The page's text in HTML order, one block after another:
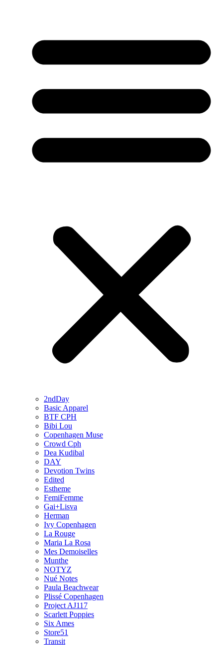
2ndDay
Basic Apparel
BTF CPH
Bibi Lou
Copenhagen Muse
Crowd Cph
Dea Kudibal
DAY
Devotion Twins
Edited
Estheme
FemiFemme
Gai+Lisva
Herman
Ivy Copenhagen
La Rouge
Maria La Rosa
Mes Demoiselles
Munthe
NOTYZ
Nué Notes
Paula Beachwear
Plissé Copenhagen
Project AJ117
Scarlett Poppies
Six Ames
Store51
Transit